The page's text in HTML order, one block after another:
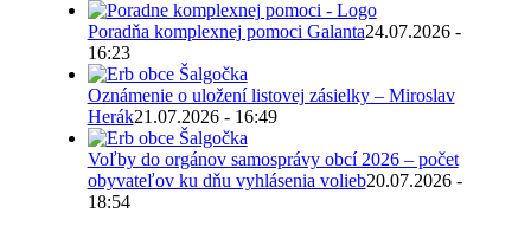
Poradňa komplexnej pomoci Galanta24.07.2026 -
16:23
Oznámenie o uložení listovej zásielky – Miroslav
Herák21.07.2026 - 16:49
Voľby do orgánov samosprávy obcí 2026 – počet
obyvateľov ku dňu vyhlásenia volieb20.07.2026 -
18:54